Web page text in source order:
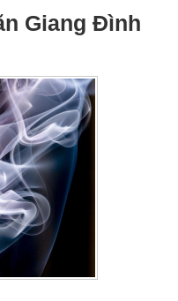
Giang Đình